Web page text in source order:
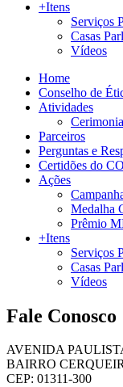
+Itens
Serviços
Casas
Vídeos
Home
Conselho de
Atividades
Parceiros
Perguntas e
Certidões do
Ações
Medalha
Prêmio
+Itens
Serviços
Casas
Vídeos
Fale Conosco
AVENIDA
BAIRRO
CEP: 01311-300